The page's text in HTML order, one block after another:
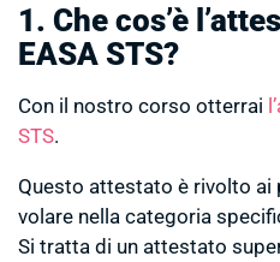
1. Che cos’è
EASA STS?
Con il nostro corso otterrai
STS.
Questo attestato è rivolto
volare nella categoria
Si tratta di un attestato